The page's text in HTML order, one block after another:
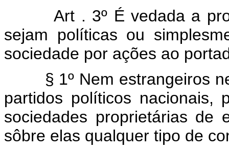
Art . 3º É vedada a
sejam políticas ou
sociedade por ações ao
§ 1º Nem estrangeiros
partidos políticos nacionais,
sociedades proprietárias de
sôbre elas qualquer tipo de